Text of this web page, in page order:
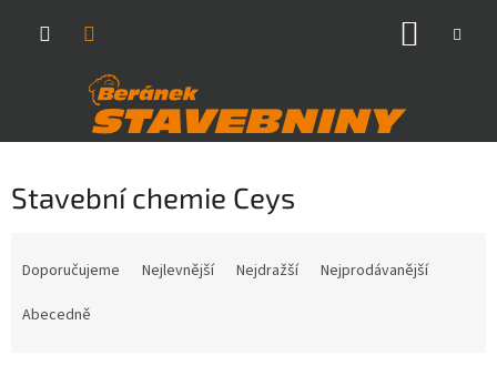
Stavební chemie Ceys
Doporučujeme Nejlevnější Nejdražší
Nejprodávanější
Abecedně